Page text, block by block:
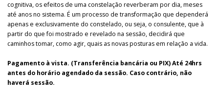
cognitiva, os efeitos de uma constelação reverberam por dia, meses
até anos no sistema. É um processo de transformação que dependerá
apenas e exclusivamente do constelado, ou seja, o consulente, que à
partir do que foi mostrado e revelado na sessão, decidirá que
caminhos tomar, como agir, quais as novas posturas em relação a vida.
Pagamento à vista. (Transferência bancária ou PIX) Até 24hrs
antes do horário agendado da sessão. Caso contrário, não
haverá sessão.